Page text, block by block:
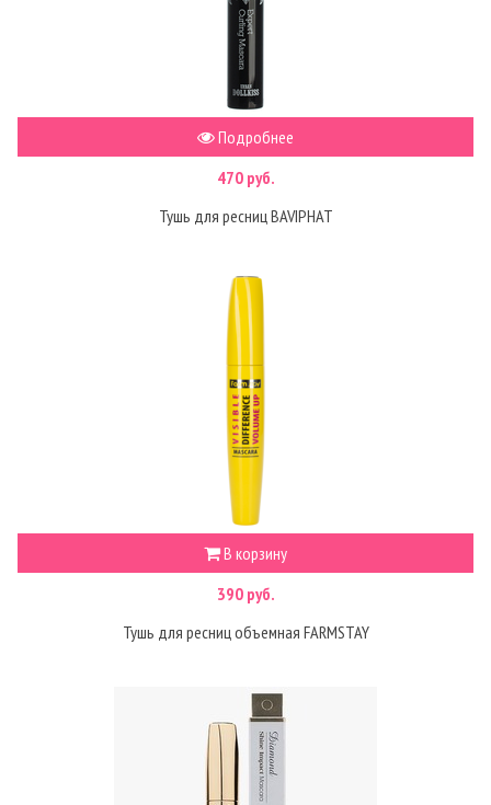
Подробнее
470 руб.
Тушь для ресниц BAVIPHAT
В корзину
390 руб.
Тушь для ресниц объемная FARMSTAY